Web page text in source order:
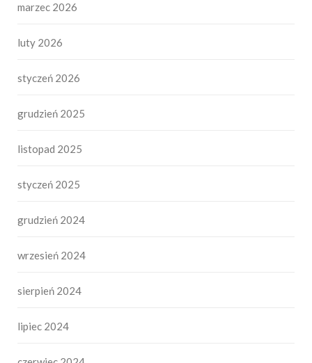
marzec 2026
luty 2026
styczeń 2026
grudzień 2025
listopad 2025
styczeń 2025
grudzień 2024
wrzesień 2024
sierpień 2024
lipiec 2024